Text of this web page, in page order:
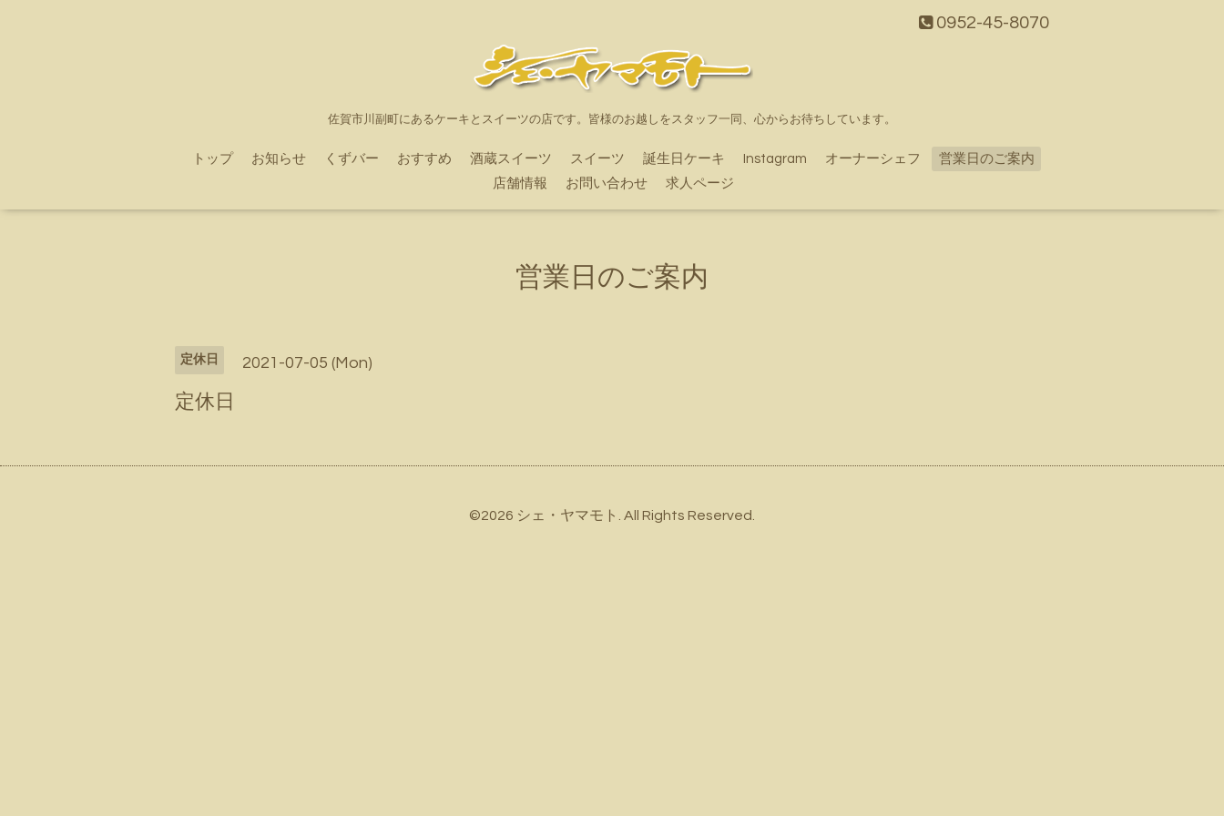
0952-45-8070
佐賀市川副町にあるケーキとスイーツの店です。皆様のお越しをスタッフ一同、心からお待ちしています。
トップ お知らせ くずバー おすすめ 酒蔵スイーツ スイーツ 誕生日ケーキ Instagram オーナーシェフ
営業日のご案内
店舗情報
お問い合わせ 求人ページ
営業日のご案内
定休日 2021-07-05 (Mon)
定休日
©2026 シェ・ヤマモト . All Rights Reserved.